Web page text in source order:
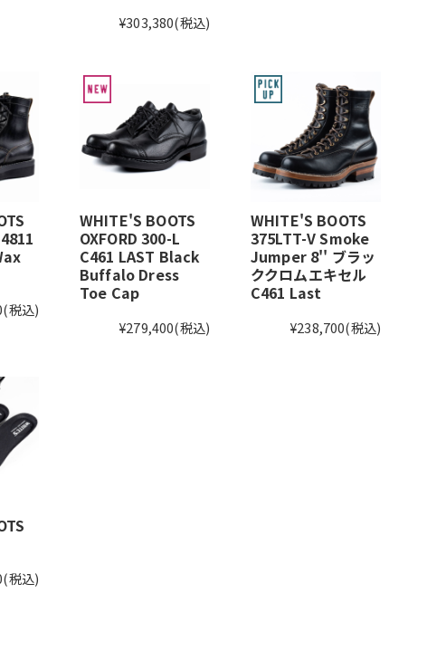
¥303,380(税込)
(税込)
WHITE'S BOOTS
OXFORD 300-L
C461 LAST Black
Buffalo Dress
Toe Cap
¥279,400(税込)
WHITE'S BOOTS
375LTT-V Smoke
Jumper 8'' ブラッ
ククロムエキセル
C461 Last
¥238,700(税込)
(税込)